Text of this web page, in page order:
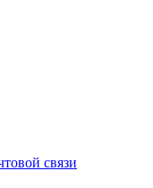
связи